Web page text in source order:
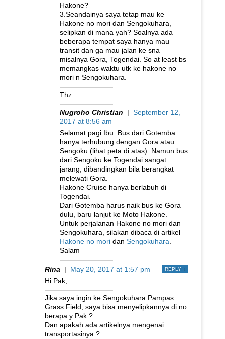
Hakone?
3.Seandainya saya tetap mau ke
Hakone no mori dan Sengokuhara,
selipkan di mana yah? Soalnya ada
beberapa tempat saya hanya mau
transit dan ga mau jalan ke sna
misalnya Gora, Togendai. So at least bs
memangkas waktu utk ke hakone no
mori n Sengokuhara.
Thz
Nugroho Christian | September 12,
2017 at 8:56 am
Selamat pagi Ibu. Bus dari Gotemba
hanya terhubung dengan Gora atau
Sengoku (lihat peta di atas). Namun bus
dari Sengoku ke Togendai sangat
jarang, dibandingkan bila berangkat
melewati Gora.
Hakone Cruise hanya berlabuh di
Togendai.
Dari Gotemba harus naik bus ke Gora
dulu, baru lanjut ke Moto Hakone.
Untuk perjalanan Hakone no mori dan
Sengokuhara, silakan dibaca di artikel
Hakone no mori dan Sengokuhara
Salam
Rina | May 20, 2017 at 1:57 pm REPLY ↓
Hi Pak,
Jika saya ingin ke Sengokuhara Pampas
Grass Field, saya bisa menyelipkannya di no
berapa y Pak ?
Dan apakah ada artikelnya mengenai
transportasinya ?